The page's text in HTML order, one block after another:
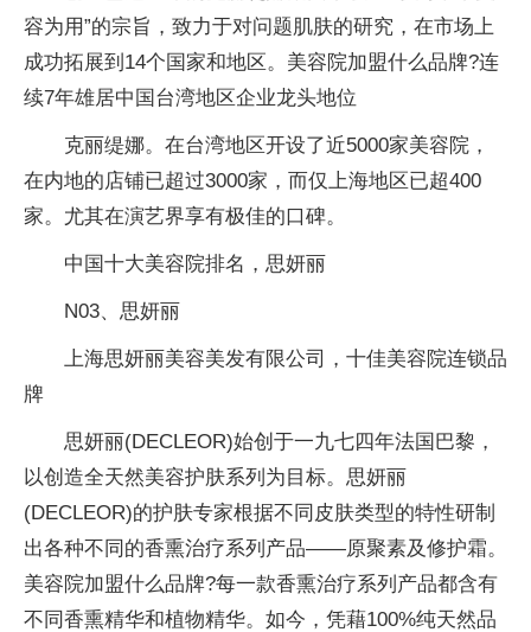
容为用”的宗旨，致力于对问题肌肤的研究，在市场上
成功拓展到14个国家和地区。美容院加盟什么品牌?连
续7年雄居中国台湾地区企业龙头地位
克丽缇娜。在台湾地区开设了近5000家美容院，
在内地的店铺已超过3000家，而仅上海地区已超400
家。尤其在演艺界享有极佳的口碑。
中国十大美容院排名，思妍丽
N03、思妍丽
上海思妍丽美容美发有限公司，十佳美容院连锁品
牌
思妍丽(DECLEOR)始创于一九七四年法国巴黎，
以创造全天然美容护肤系列为目标。思妍丽
(DECLEOR)的护肤专家根据不同皮肤类型的特性研制
出各种不同的香熏治疗系列产品——原聚素及修护霜。
美容院加盟什么品牌?每一款香熏治疗系列产品都含有
不同香熏精华和植物精华。如今，凭藉100%纯天然品